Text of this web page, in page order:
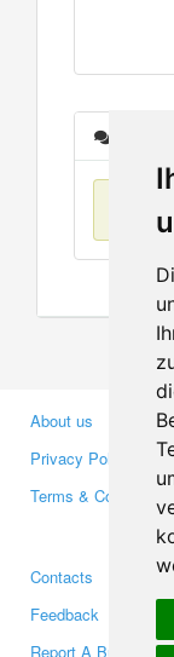
No
About us
Privacy Policy
Terms & Conditions
Contacts
Feedback
Report A Bug